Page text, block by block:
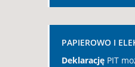
PAPIEROWO I
Deklarację PIT